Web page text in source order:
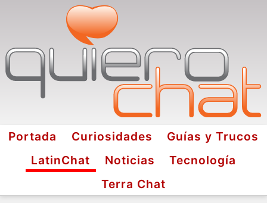
Portada Curiosidades
Guías y Trucos
LatinChat
Noticias
Tecnología
Terra Chat